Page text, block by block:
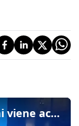
Congresso Uil, la premier Meloni viene accolta da un robot umanoide